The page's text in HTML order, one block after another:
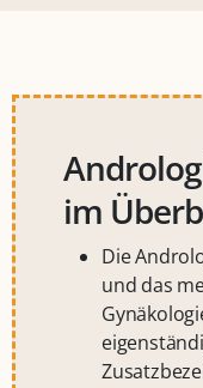
im
Die
und das